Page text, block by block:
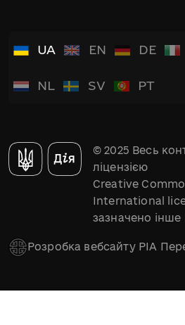
UA EN DE
NL SV PT
© 2025 Весь
ліцензією
Creative
International
зазначено інше
Розробка вебсайту РІА